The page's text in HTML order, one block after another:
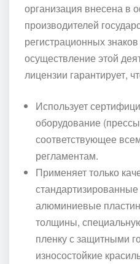
организация внесена в
производителей
регистрационных
осуществление этой
лицензии гарантирует,
Использует
оборудование
соответствующее
регламентам.
Применяет только
алюминиевые
толщины,
пленку с защитными
износостойкие